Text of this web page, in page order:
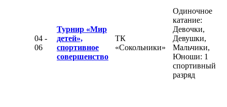
04 -
06
Турнир «Мир
детей»,
спортивное
совершенство
ТК
«Сокольники»
Одиночное
катание:
Девочки,
Девушки,
Мальчики,
Юноши: 1
спортивный
разряд